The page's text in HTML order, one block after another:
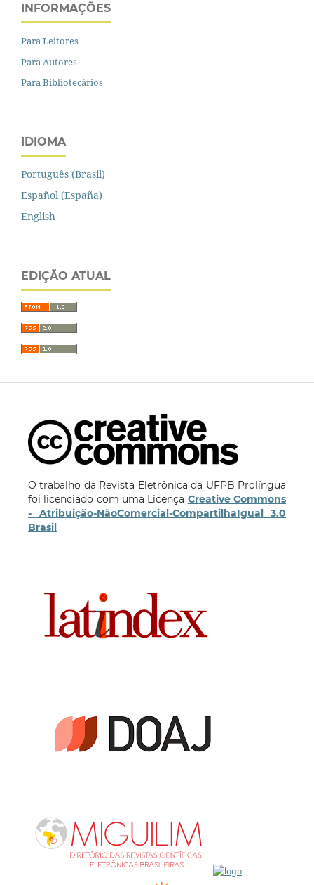
INFORMAÇÕES
Para Leitores
Para Autores
Para Bibliotecários
IDIOMA
Português (Brasil)
Español (España)
English
EDIÇÃO ATUAL
O trabalho da Revista Eletrônica da UFPB Prolíngua
foi licenciado com uma Licença Creative Commons
- Atribuição-NãoComercial-CompartilhaIgual 3.0
Brasil